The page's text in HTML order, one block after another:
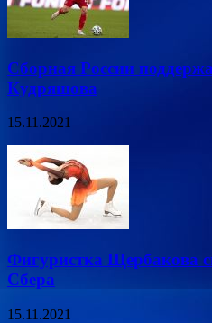
Сборная России
Кудряшова
15.11.2021
Фигуристка Щербакова
Сбера
15.11.2021